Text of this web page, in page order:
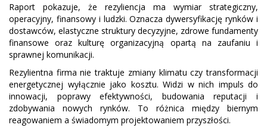
Raport pokazuje, że rezyliencja ma wymiar strategiczny,
operacyjny, finansowy i ludzki. Oznacza dywersyfikację rynków i
dostawców, elastyczne struktury decyzyjne, zdrowe fundamenty
finansowe oraz kulturę organizacyjną opartą na zaufaniu i
sprawnej komunikacji.
Rezylientna firma nie traktuje zmiany klimatu czy transformacji
energetycznej wyłącznie jako kosztu. Widzi w nich impuls do
innowacji, poprawy efektywności, budowania reputacji i
zdobywania nowych rynków. To różnica między biernym
reagowaniem a świadomym projektowaniem przyszłości.